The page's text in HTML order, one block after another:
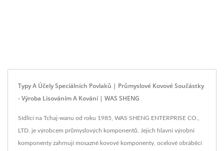
Typy A Účely Speciálních Povlaků | Průmyslové Kovové Součástky
- Výroba Lisováním A Kování | WAS SHENG
Sídlící na Tchaj-wanu od roku 1985, WAS SHENG ENTERPRISE CO.,
LTD. je výrobcem průmyslových komponentů. Jejich hlavní výrobní
komponenty zahrnují mosazné kovové komponenty, ocelové obráběcí